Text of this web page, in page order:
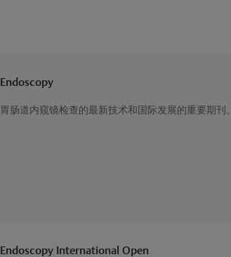
Endoscopy
胃肠道内窥镜检查的最新技术和国际发展的重要期刊。
Endoscopy International Open